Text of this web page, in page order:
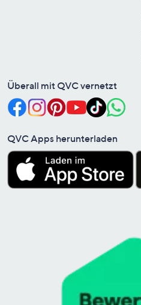
Überall mit QVC vernetzt
QVC Apps herunterladen